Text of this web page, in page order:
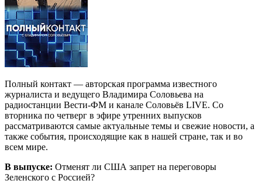
Полный контакт — авторская программа известного
журналиста и ведущего Владимира Соловьева на
радиостанции Вести-ФМ и канале Соловьёв LIVE. Со
вторника по четверг в эфире утренних выпусков
рассматриваются самые актуальные темы и свежие новости, а
также события, происходящие как в нашей стране, так и во
всем мире.
В выпуске: Отменят ли США запрет на переговоры
Зеленского с Россией?